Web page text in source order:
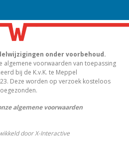
onder voorbehoud.
algemene voorwaarden van toepassing
bij de K.v.K. te Meppel
Deze worden op verzoek kosteloos
algemene voorwaarden
door X-Interactive